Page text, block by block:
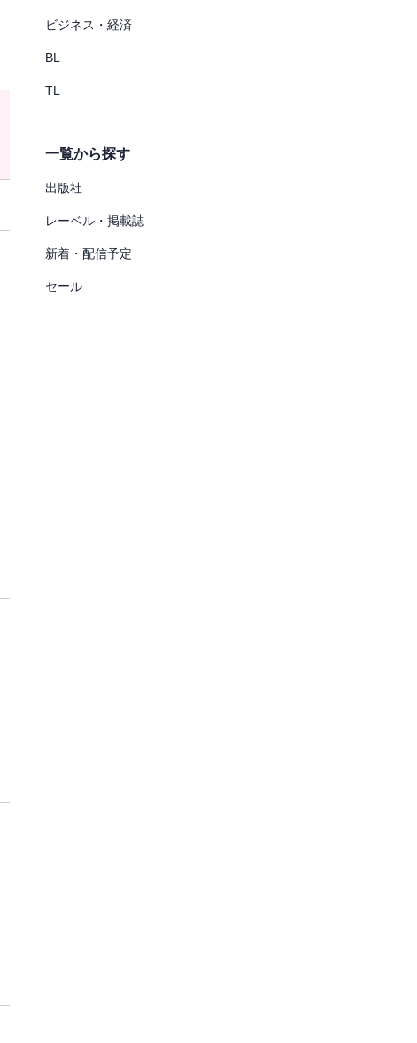
ビジネス・経済
BL
TL
一覧から探す
出版社
レーベル・掲載誌
新着・配信予定
セール